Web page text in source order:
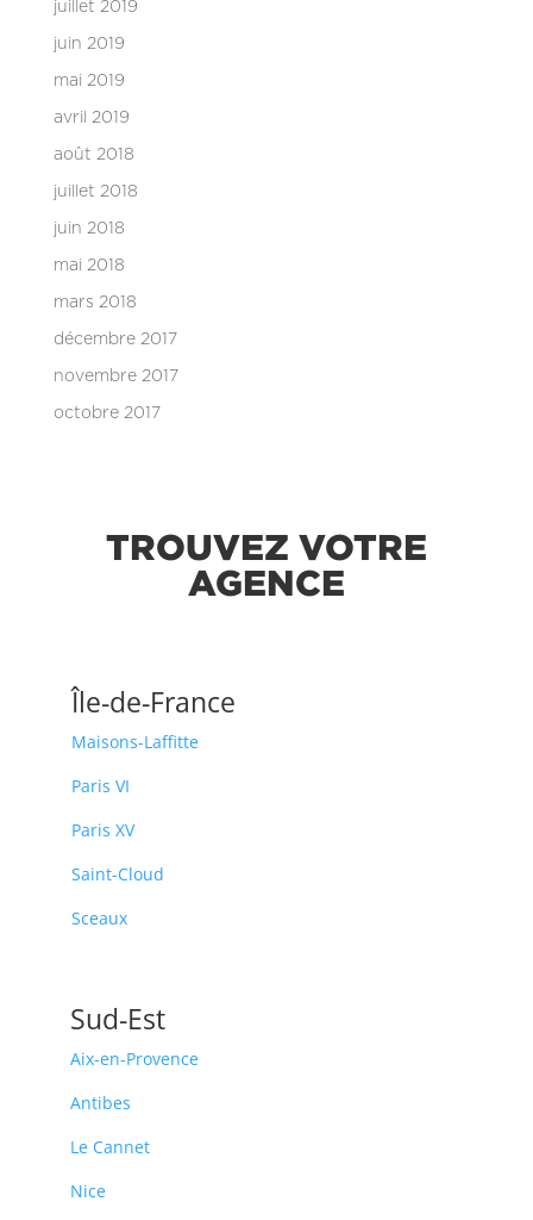
juillet 2019
juin 2019
mai 2019
avril 2019
août 2018
juillet 2018
juin 2018
mai 2018
mars 2018
décembre 2017
novembre 2017
octobre 2017
TROUVEZ VOTRE
AGENCE
Île-de-France
Maisons-Laffitte
Paris VI
Paris XV
Saint-Cloud
Sceaux
Sud-Est
Aix-en-Provence
Antibes
Le Cannet
Nice